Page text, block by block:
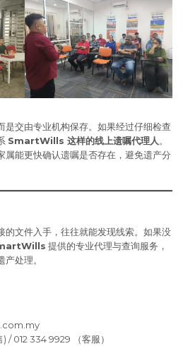
是交由专业机构保存。如果经过仔细检查
SmartWills 这样的线上遗嘱代理人。
属能更快确认遗嘱是否存在，避免遗产分
的文件入手，往往就能发现线索。如果没
提供的专业代理与查询服务，
处理。
/ 012 334 9929 （客服）